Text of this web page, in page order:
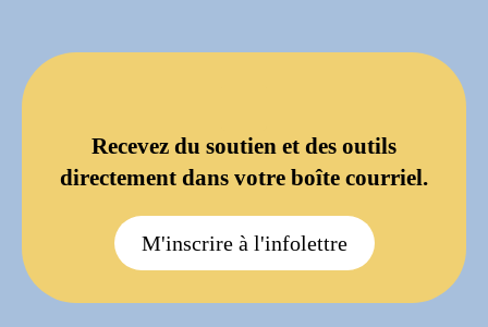
Recevez du soutien et des outils
directement dans votre boîte courriel.
M'inscrire à l'infolettre